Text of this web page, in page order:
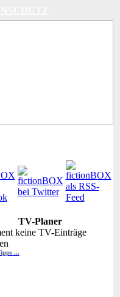
TV-Planer
keine TV-Einträge
...